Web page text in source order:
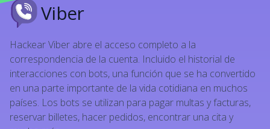
ninguna pregunta más
21:08
de teléfono
21:12
parece que sí
Viber
Hackear Viber abre el acceso completo a la
correspondencia de la cuenta. Incluido el historial de
interacciones con bots, una función que se ha convertido
en una parte importante de la vida cotidiana en muchos
países. Los bots se utilizan para pagar multas y facturas,
reservar billetes, hacer pedidos, encontrar una cita y